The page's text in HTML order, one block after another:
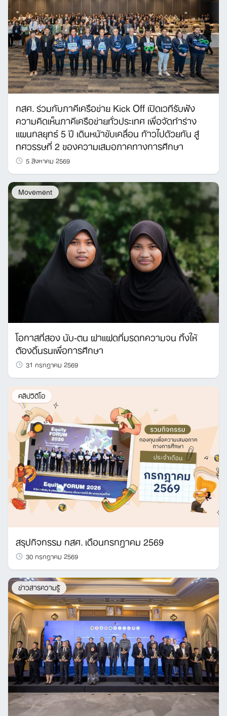
กสศ. ร่วมกับภาคีเครือข่าย Kick Off เปิดเวทีรับฟัง
ความคิดเห็นภาคีเครือข่ายทั่วประเทศ เพื่อจัดทำร่าง
แผนกลยุทธ์ 5 ปี เดินหน้าขับเคลื่อน ก้าวไปด้วยกัน สู่
ทศวรรษที่ 2 ของความเสมอภาคทางการศึกษา
5 สิงหาคม 2569
Movement
โอกาสที่สอง นับ-ตน ฝาแฝดที่มรดกความจน ทิ้งให้
ต้องดิ้นรนเพื่อการศึกษา
31 กรกฎาคม 2569
คลิปวิดีโอ
สรุปกิจกรรม กสศ. เดือนกรกฎาคม 2569
30 กรกฎาคม 2569
ข่าวสารความรู้